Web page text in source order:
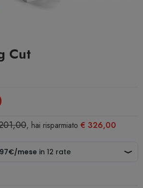
Cut
, hai risparmiato € 326,00